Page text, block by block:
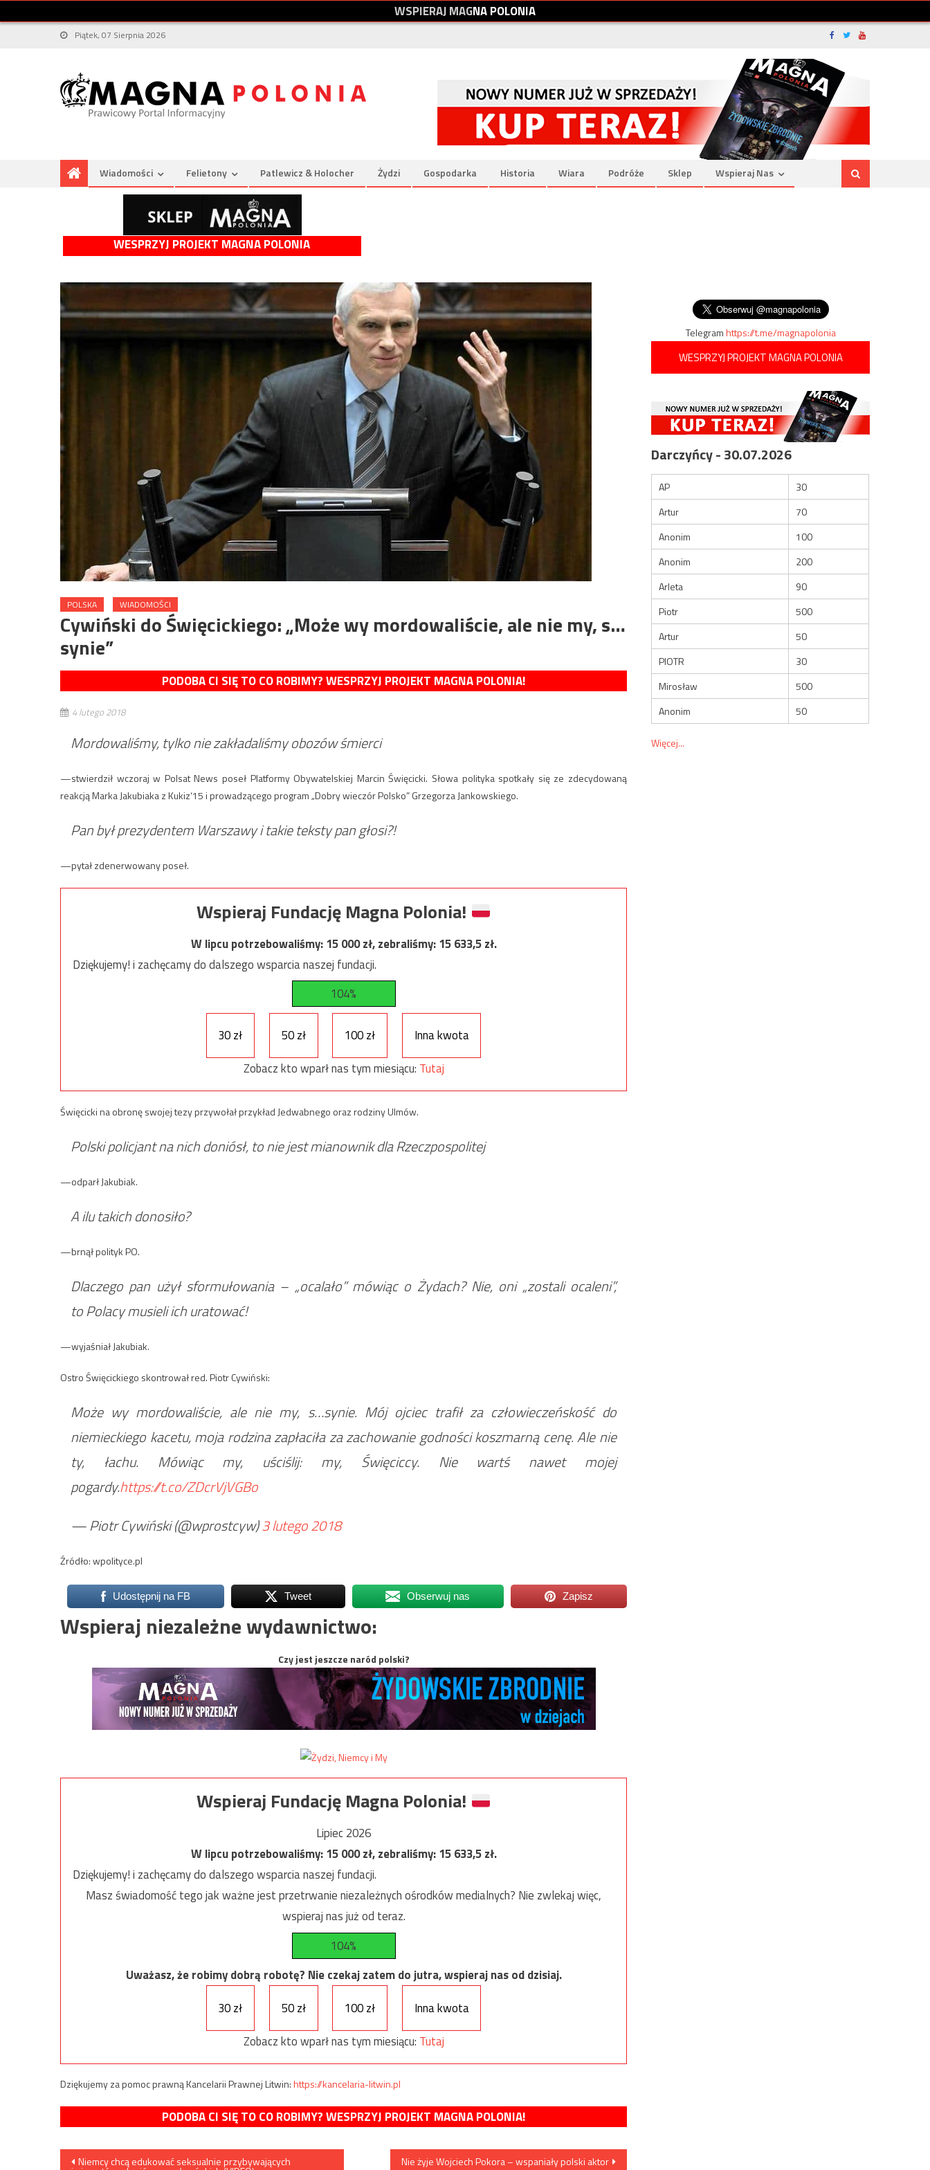
WSPIERAJMAGNAPOLONIA
Piątek, 07 Sierpnia 2026
Wiadomości Felietony Patlewicz & Holocher Żydzi Gospodarka Historia Wiara Podróże Sklep Wspieraj Nas
WESPRZYJ PROJEKT MAGNA POLONIA
POLSKA WIADOMOŚCI
Cywiński do Święcickiego: „Może wy mordowaliście, ale nie my, s…
synie”
PODOBA CI SIĘ TO CO ROBIMY? WESPRZYJ PROJEKT MAGNA POLONIA!
4 lutego 2018
Mordowaliśmy, tylko nie zakładaliśmy obozów śmierci
—stwierdził wczoraj w Polsat News poseł Platformy Obywatelskiej Marcin Święcicki. Słowa polityka spotkały się ze zdecydowaną
reakcją Marka Jakubiaka z Kukiz‘15 i prowadzącego program „Dobry wieczór Polsko” Grzegorza Jankowskiego.
Pan był prezydentem Warszawy i takie teksty pan głosi?!
—pytał zdenerwowany poseł.
Wspieraj Fundację Magna Polonia!
W lipcu potrzebowaliśmy:15 000zł, zebraliśmy:15 633,5zł.
Dziękujemy! i zachęcamy do dalszego wsparcia naszej fundacji.
104%
30 zł 50 zł 100 zł
Inna kwota
Zobacz kto wparł nas tym miesiącu: Tutaj
Święcicki na obronę swojej tezy przywołał przykład Jedwabnego oraz rodziny Ulmów.
Polski policjant na nich doniósł, to nie jest mianownik dla Rzeczpospolitej
—odparł Jakubiak.
A ilu takich donosiło?
—brnął politykPO.
Dlaczego pan użył sformułowania – „ocalało” mówiąc o Żydach? Nie, oni „zostali ocaleni”,
to Polacy musieli ich uratować!
—wyjaśniał Jakubiak.
Ostro Święcickiego skontrował red. Piotr Cywiński:
Może wy mordowaliście, ale nie my, s…synie. Mój ojciec trafił za człowieczeńskość do
niemieckiego kacetu, moja rodzina zapłaciła za zachowanie godności koszmarną cenę. Ale nie
ty, łachu. Mówiąc my, uściślij: my, Święciccy. Nie wartś nawet mojej
pogardy.https://t.co/ZDcrVjVGBo
— Piotr Cywiński (@wprostcyw)3 lutego 2018
Źródło: wpolityce.pl
Udostępnij na FB Tweet Obserwuj nas Zapisz
Wspieraj niezależne wydawnictwo:
Czy jest jeszcze naród polski?
Wspieraj Fundację Magna Polonia!
Lipiec 2026
W lipcu potrzebowaliśmy:15 000zł, zebraliśmy:15 633,5zł.
Dziękujemy! i zachęcamy do dalszego wsparcia naszej fundacji.
Masz świadomość tego jak ważne jest przetrwanie niezależnych ośrodków medialnych? Nie zwlekaj więc,
wspieraj nas już od teraz.
104%
Uważasz, że robimy dobrą robotę? Nie czekaj zatem do jutra, wspieraj nas od dzisiaj.
30 zł
50 zł 100 zł
Inna kwota
Zobacz kto wparł nas tym miesiącu: Tutaj
Dziękujemy za pomoc prawną Kancelarii Prawnej Litwin:https://kancelaria-litwin.pl
PODOBA CI SIĘ TO CO ROBIMY? WESPRZYJ PROJEKT MAGNA POLONIA!
Nawigacja
Niemcy chcą edukować seksualnie przybywających Nie żyje Wojciech Pokora – wspaniały polski aktor
Telegramhttps://t.me/magnapolonia
WESPRZYJ PROJEKT MAGNA POLONIA
Darczyńcy - 30.07.2026
AP
30
Artur
70
Anonim
100
Anonim
200
Arleta
90
Piotr
500
Artur
50
PIOTR
30
Mirosław
500
Anonim
50
Więcej...